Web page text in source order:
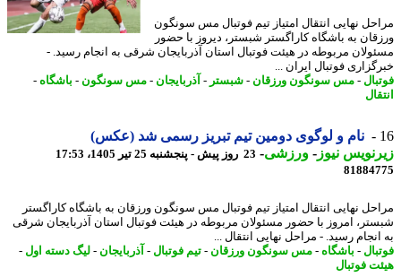
نهایی انتقال امتیاز تیم فوتبال مس سونگون
به باشگاه کاراگستر شبستر، دیروز با حضور
مربوطه در هیئت فوتبال استان آذربایجان شرقی به انجام رسید. -
فوتبال ایران ...
-مس سونگون ورزقان -شبستر-آذربایجان-مس سونگون-باشگاه-
نام و لوگوی دومین تیم تبریز رسمی شد (عکس)
نیوز-ورزشی-23 روز پیش - پنجشنبه 25 تیر 1405، 17:53
نهایی انتقال امتیاز تیم فوتبال مس سونگون ورزقان به باشگاه کاراگستر
امروز با حضور مسئولان مربوطه در هیئت فوتبال استان آذربایجان شرقی
رسید. - مراحل نهایی انتقال ...
-باشگاه-مس سونگون ورزقان -تیم فوتبال-آذربایجان-لیگ دسته اول-
فوتبال